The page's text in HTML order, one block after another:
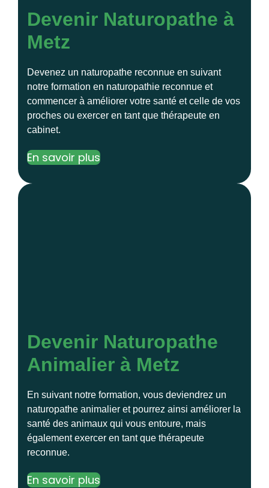
Devenir Naturopathe à
Metz
Devenez un naturopathe reconnue en suivant
notre formation en naturopathie reconnue et
commencer à améliorer votre santé et celle de vos
proches ou exercer en tant que thérapeute en
cabinet.
En savoir plus
Devenir Naturopathe
Animalier à Metz
En suivant notre formation, vous deviendrez un
naturopathe animalier et pourrez ainsi améliorer la
santé des animaux qui vous entoure, mais
également exercer en tant que thérapeute
reconnue.
En savoir plus